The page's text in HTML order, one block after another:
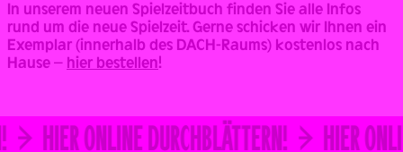
In unserem neuen Spielzeitbuch finden Sie alle Infos
rund um die neue Spielzeit. Gerne schicken wir Ihnen ein
Exemplar (innerhalb des DACH-Raums) kostenlos nach
Hause – hier bestellen!
HIER ONLINE DURCHBLÄTTERN! HIER